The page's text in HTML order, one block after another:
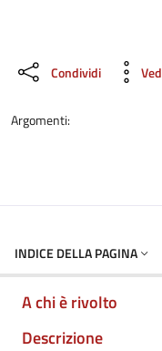
Condividi
Argomenti:
INDICE DELLA PAGINA
A chi è rivolto
Descrizione